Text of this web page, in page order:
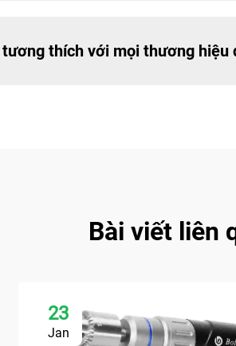
thích với mọi thương hiệu
Bài viết liên
23
Jan